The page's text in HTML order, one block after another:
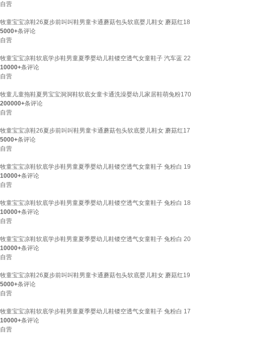
自营
牧童宝宝凉鞋26夏步前叫叫鞋男童卡通蘑菇包头软底婴儿鞋女 蘑菇红18
5000+条评论
自营
牧童宝宝凉鞋软底学步鞋男童夏季婴幼儿鞋镂空透气女童鞋子 汽车蓝 22
10000+条评论
自营
牧童儿童拖鞋夏男宝宝洞洞鞋软底女童卡通洗澡婴幼儿家居鞋萌兔粉170
200000+条评论
自营
牧童宝宝凉鞋26夏步前叫叫鞋男童卡通蘑菇包头软底婴儿鞋女 蘑菇红17
5000+条评论
自营
牧童宝宝凉鞋软底学步鞋男童夏季婴幼儿鞋镂空透气女童鞋子 兔粉白 19
10000+条评论
自营
牧童宝宝凉鞋软底学步鞋男童夏季婴幼儿鞋镂空透气女童鞋子 兔粉白 18
10000+条评论
自营
牧童宝宝凉鞋软底学步鞋男童夏季婴幼儿鞋镂空透气女童鞋子 兔粉白 20
10000+条评论
自营
牧童宝宝凉鞋26夏步前叫叫鞋男童卡通蘑菇包头软底婴儿鞋女 蘑菇红19
5000+条评论
自营
牧童宝宝凉鞋软底学步鞋男童夏季婴幼儿鞋镂空透气女童鞋子 兔粉白 17
10000+条评论
自营